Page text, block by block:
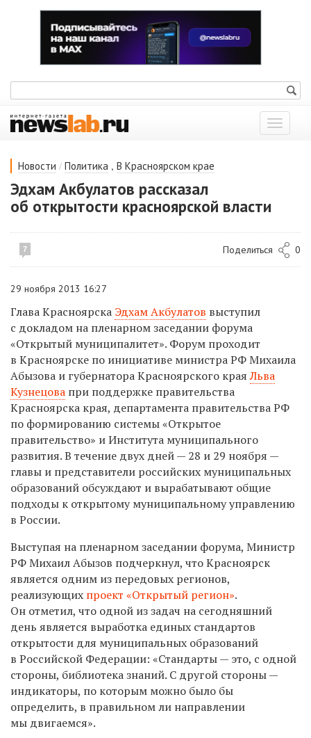
Показать
меню
Новости / Политика , В Красноярском крае
Эдхам Акбулатов рассказал
об открытости красноярской власти
7 Поделиться 0
29 ноября 2013 16:27
Глава Красноярска Эдхам Акбулатов выступил
с докладом на пленарном заседании форума
«Открытый муниципалитет». Форум проходит
в Красноярске по инициативе министра РФ Михаила
Абызова и губернатора Красноярского краяЛьва
Кузнецова при поддержке правительства
Красноярска края, департамента правительства РФ
по формированию системы «Открытое
правительство» и Института муниципального
развития. В течение двух дней — 28 и 29 ноября —
главы и представители российских муниципальных
образований обсуждают и вырабатывают общие
подходы к открытому муниципальному управлению
в России.
Выступая на пленарном заседании форума, Министр
РФ Михаил Абызов подчеркнул, что Красноярск
является одним из передовых регионов,
реализующих проект «Открытый регион».
Он отметил, что одной из задач на сегодняшний
день является выработка единых стандартов
открытости для муниципальных образований
в Российской Федерации: «Стандарты — это, с одной
стороны, библиотека знаний. С другой стороны —
индикаторы, по которым можно было бы
определить, в правильном ли направлении
мы двигаемся».